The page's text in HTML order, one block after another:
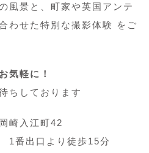
風景と、町家や英国アンテ
わせた特別な撮影体験 をご
気軽に！
ちしております
崎入江町42
1番出口より徒歩15分